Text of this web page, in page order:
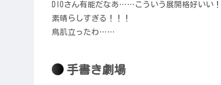
DIOさん有能だなあ……こういう展開格好いい！
素晴らしすぎる！！！
鳥肌立ったわ……
手書き劇場